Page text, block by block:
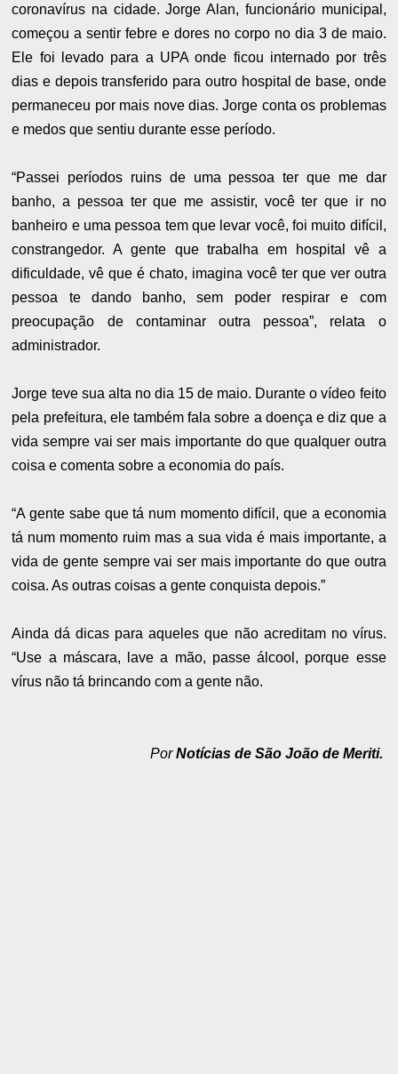
coronavírus na cidade. Jorge Alan, funcionário municipal,
começou a sentir febre e dores no corpo no dia 3 de maio.
Ele foi levado para a UPA onde ficou internado por três
dias e depois transferido para outro hospital de base, onde
permaneceu por mais nove dias. Jorge conta os problemas
e medos que sentiu durante esse período.
“Passei períodos ruins de uma pessoa ter que me dar
banho, a pessoa ter que me assistir, você ter que ir no
banheiro e uma pessoa tem que levar você, foi muito difícil,
constrangedor. A gente que trabalha em hospital vê a
dificuldade, vê que é chato, imagina você ter que ver outra
pessoa te dando banho, sem poder respirar e com
preocupação de contaminar outra pessoa”, relata o
administrador.
Jorge teve sua alta no dia 15 de maio. Durante o vídeo feito
pela prefeitura, ele também fala sobre a doença e diz que a
vida sempre vai ser mais importante do que qualquer outra
coisa e comenta sobre a economia do país.
“A gente sabe que tá num momento difícil, que a economia
tá num momento ruim mas a sua vida é mais importante, a
vida de gente sempre vai ser mais importante do que outra
coisa. As outras coisas a gente conquista depois.”
Ainda dá dicas para aqueles que não acreditam no vírus.
“Use a máscara, lave a mão, passe álcool, porque esse
vírus não tá brincando com a gente não.
PorNotícias de São João de Meriti.